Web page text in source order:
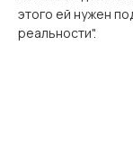
этого ей нужен
реальности".